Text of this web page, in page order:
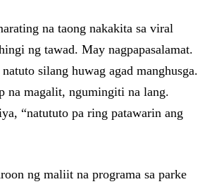
na taong nakakita sa viral
ng tawad. May nagpapasalamat.
silang huwag agad manghusga.
na magalit, ngumingiti na lang.
“natututo pa ring patawarin ang
ng maliit na programa sa parke